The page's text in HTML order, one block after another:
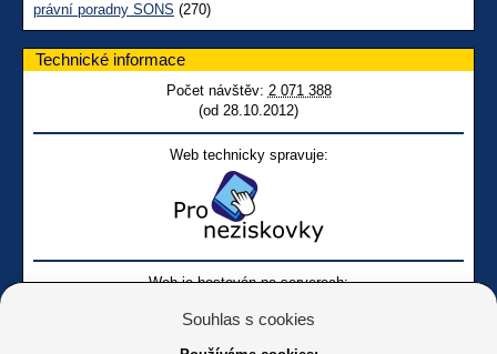
právní poradny SONS (270)
Technické informace
Počet návštěv: 2 071 388
(od 28.10.2012)
Web technicky spravuje:
Web je hostován na serverech:
Souhlas s cookies